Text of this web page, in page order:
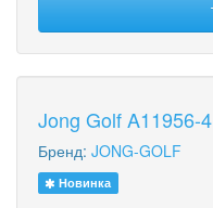
Jong Golf A11956-4
Бренд: JONG-GOLF
Новинка